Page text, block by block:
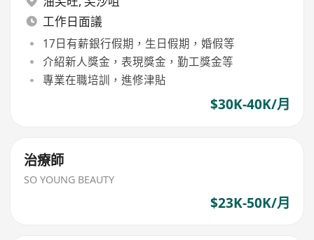
工作日面議
17日有薪銀行假期，生日假期，婚假等
介紹新人獎金，表現獎金，勤工獎金等
專業在職培訓，進修津貼
$30K-40K/月
治療師
SO YOUNG BEAUTY
$23K-50K/月